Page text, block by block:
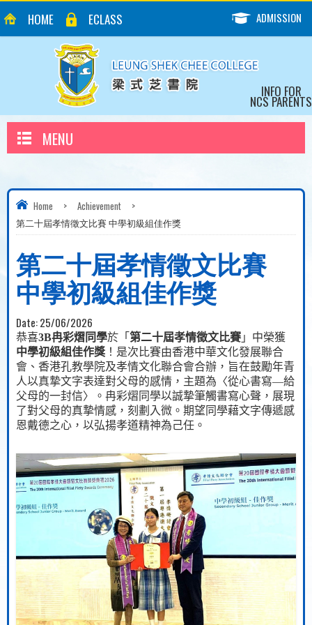
HOME ECLASS ADMISSION
INFO FOR
NCS PARENTS
MENU
Home > Achievement
>
第二十屆孝情徵文比賽 中學初級組佳作獎
第二十屆孝情徵文比賽
中學初級組佳作獎
Date:25/06/2026
恭喜3B冉彩熠同學於「 第二十屆孝情徵文比賽 」中榮獲
中學初級組佳作獎 ！是次比賽由香港中華文化發展聯合
會、香港孔教學院及孝情文化聯合會合辦，旨在鼓勵年青
人以真摯文字表達對父母的感情，主題為〈從心書寫—給
父母的一封信〉。冉彩熠同學以誠摯筆觸書寫心聲，展現
了對父母的真摯情感，刻劃入微。期望同學藉文字傳遞感
恩戴德之心，以弘揚孝道精神為己任。